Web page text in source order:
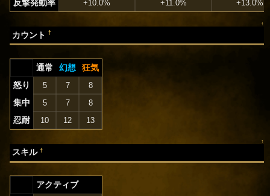
反撃発動率 +10.0% +11.0% +13.0%
↑
カウント†
通常 幻想
狂気
怒り
5 7 8
集中 5 7 8
忍耐 10 12 13
↑
スキル†
アクティブ